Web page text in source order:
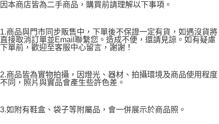
因本商店皆為二手商品，購買前請理解以下事項。
1.商品與門市同步販售中，下單後不保證一定有貨，如遇沒貨將
直接取消訂單並Email聯繫您。造成不便，還請見諒。如有疑慮
下單前，歡迎至客服中心留言，謝謝！
2.商品皆為實物拍攝，因燈光、器材、拍攝環境及商品使用程度
不同，照片與實品會產生些許色差。
3.如附有鞋盒、袋子等附屬品，會一併展示於商品照。